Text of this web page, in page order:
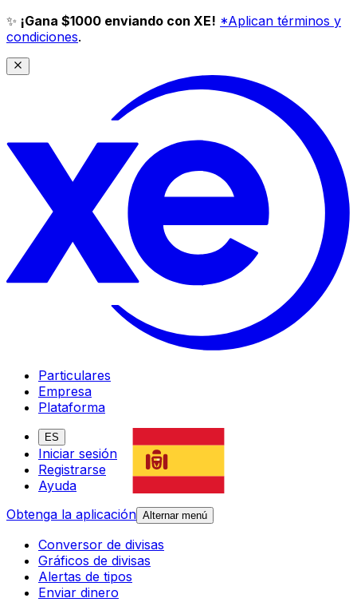
✨ ¡Gana $1000 enviando con XE! *Aplican términos y
condiciones.
Particulares
Empresa
Plataforma
ES
Iniciar sesión
Registrarse
Ayuda
Obtenga la aplicación Alternar menú
Conversor de divisas
Gráficos de divisas
Alertas de tipos
Enviar dinero